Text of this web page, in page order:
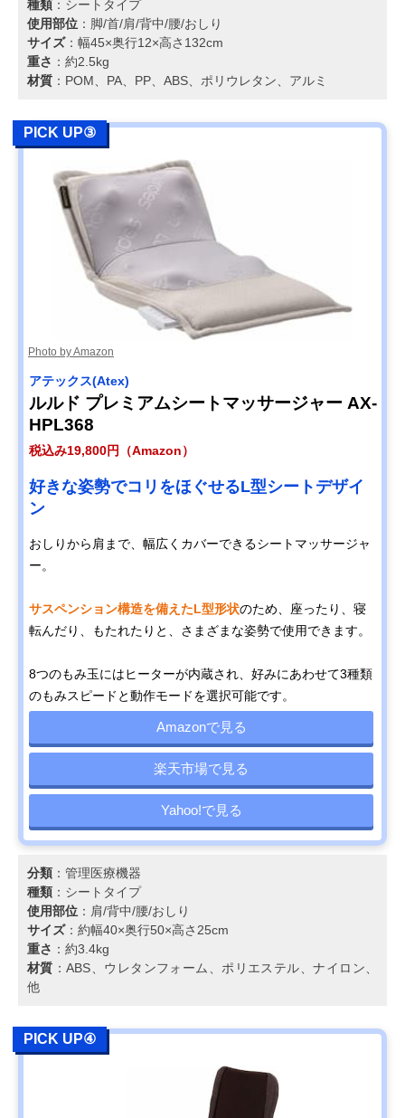
種類 ：シートタイプ
使用部位 ：脚/首/肩/背中/腰/おしり
サイズ：幅45×奥行12×高さ132cm
重さ ：約2.5kg
材質 ：POM、PA、PP、ABS、ポリウレタン、アルミ
PICK UP③
Photo by Amazon
アテックス(Atex)
ルルド プレミアムシートマッサージャー AX-
HPL368
税込み19,800円（Amazon）
好きな姿勢でコリをほぐせるL型シートデザイ
ン
おしりから肩まで、幅広くカバーできるシートマッサージャ
ー。
サスペンション構造を備えたL型形状のため、座ったり、寝
転んだり、もたれたりと、さまざまな姿勢で使用できます。
8つのもみ玉にはヒーターが内蔵され、好みにあわせて3種類
のもみスピードと動作モードを選択可能です。
Amazonで見る
楽天市場で見る
Yahoo!で見る
分類 ：管理医療機器
種類 ：シートタイプ
使用部位 ：肩/背中/腰/おしり
サイズ：約幅40×奥行50×高さ25cm
重さ ：約3.4kg
材質 ：ABS、ウレタンフォーム、ポリエステル、ナイロン、
他
PICK UP④